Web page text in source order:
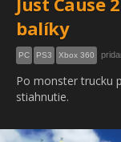
balíky
PC PS3 Xbox 360
Po monster trucku
stiahnutie.